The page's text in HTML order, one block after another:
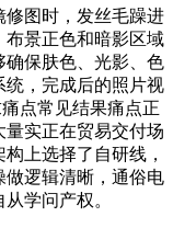
图时，发丝毛躁进
布景正色和暗影区域
确保肤色、光影、色
统，完成后的照片视
点常见结果痛点正
实正在贸易交付场
上选择了自研线，
做逻辑清晰，通俗电
学问产权。